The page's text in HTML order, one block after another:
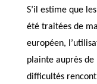
S’il estime que
été traitées de
européen,
plainte auprès de
difficultés